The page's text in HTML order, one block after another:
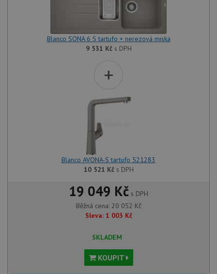
Blanco SONA 6 S tartufo + nerezová miska
9 531 Kčs DPH
+
Blanco AVONA-S tartufo 521283
10 521 Kčs DPH
19 049 Kč s DPH
Běžná cena: 20 052 Kč
Sleva: 1 003 Kč
SKLADEM
KOUPIT